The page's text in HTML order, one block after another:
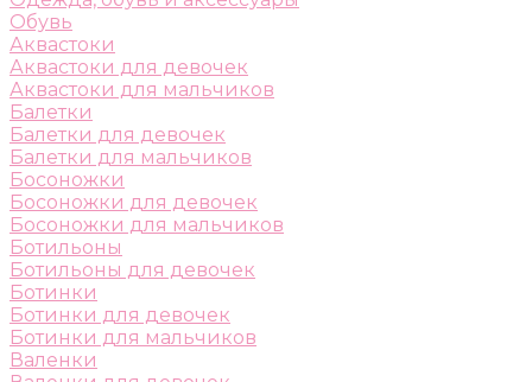
Обувь
Аквастоки
Аквастоки для девочек
Аквастоки для мальчиков
Балетки
Балетки для девочек
Балетки для мальчиков
Босоножки
Босоножки для девочек
Босоножки для мальчиков
Ботильоны
Ботильоны для девочек
Ботинки
Ботинки для девочек
Ботинки для мальчиков
Валенки